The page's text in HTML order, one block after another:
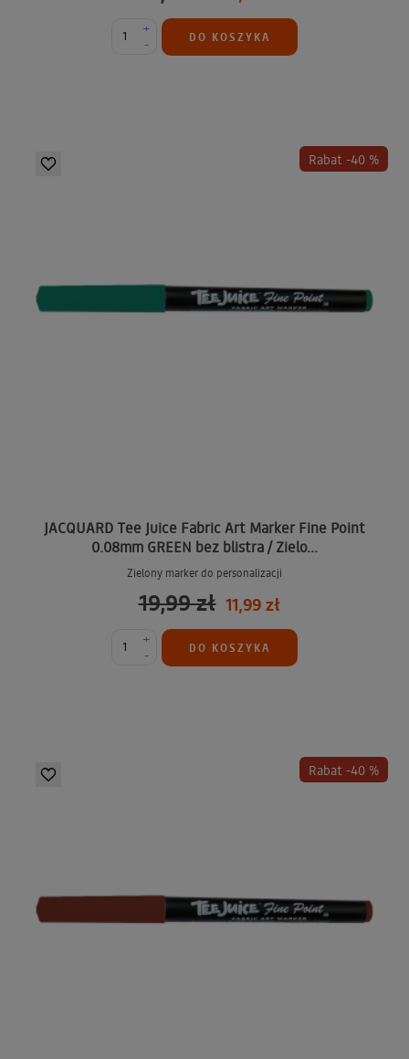
-
+
DO KOSZYKA
Rabat -40 %
JACQUARD Tee Juice Fabric Art Marker Fine Point
0.08mm GREEN bez blistra / Zielo...
Zielony marker do personalizacji
19,99 zł 11,99 zł
-
+
DO KOSZYKA
Rabat -40 %